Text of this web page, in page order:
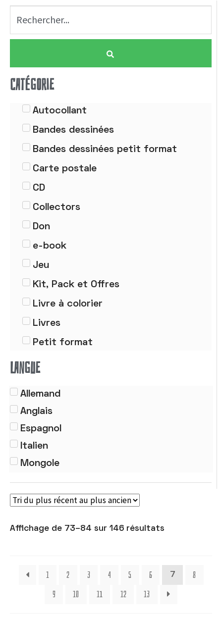
CATÉGORIE
Autocollant
Bandes dessinées
Bandes dessinées petit format
Carte postale
CD
Collectors
Don
e-book
Jeu
Kit, Pack et Offres
Livre à colorier
Livres
Petit format
Poster
LANGUE
Allemand
Anglais
Espagnol
Italien
Mongole
Affichage de 73–84 sur 146 résultats
1 2 3 4 5 6 7
8
9
10 11 12 13